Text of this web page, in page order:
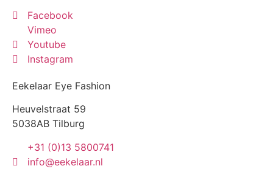
Facebook
Vimeo
Youtube
Instagram
Eekelaar Eye Fashion
Heuvelstraat 59
5038AB Tilburg
+31 (0)13 5800741
info@eekelaar.nl